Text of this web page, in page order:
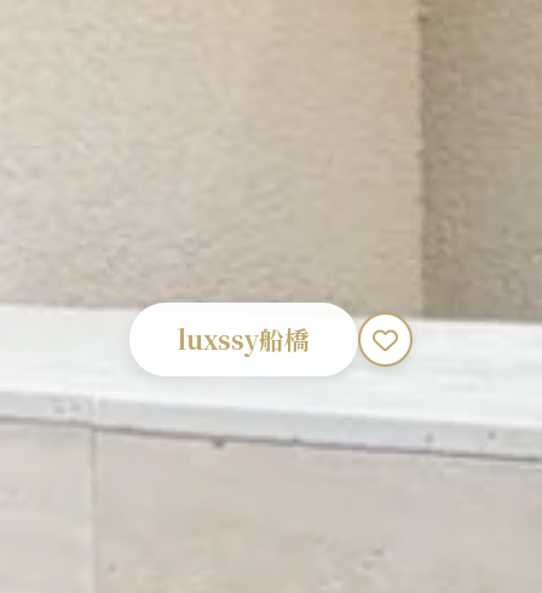
luxssy船橋